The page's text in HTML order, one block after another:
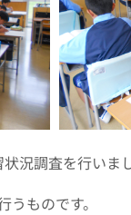
況調査を行いま
うものです。